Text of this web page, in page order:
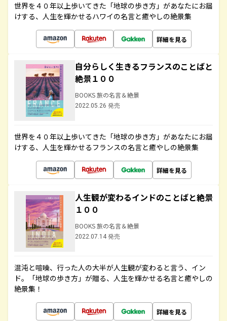
世界を４０年以上歩いてきた「地球の歩き方」があなたにお届
けする、人生を輝かせるハワイの名言と癒やしの絶景集
詳細を見る
自分らしく生きるフランスのことばと
絶景１００
BOOKS 旅の名言＆絶景
2022.05.26 発売
世界を４０年以上歩いてきた「地球の歩き方」があなたにお届
けする、人生を輝かせるフランスの名言と癒やしの絶景集
詳細を見る
人生観が変わるインドのことばと絶景
１００
BOOKS 旅の名言＆絶景
2022.07.14 発売
混沌と喧噪、行った人の大半が人生観が変わると言う、イン
ド。「地球の歩き方」が贈る、人生を輝かせる名言と癒やしの
絶景集！
詳細を見る